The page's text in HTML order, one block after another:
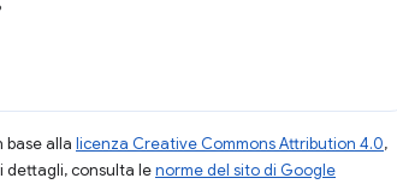
base alla licenza Creative Commons Attribution 4.0,
dettagli, consulta lenorme del sito di Google